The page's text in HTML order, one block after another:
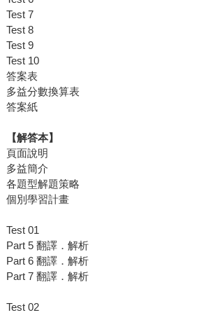
Test 7
Test 8
Test 9
Test 10
答案表
多益分數換算表
答案紙
【解答本】
頁面說明
多益簡介
各題型解題策略
個別學習計畫
Test 01
Part 5 翻譯．解析
Part 6 翻譯．解析
Part 7 翻譯．解析
Test 02